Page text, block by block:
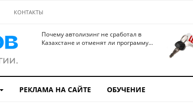
КОНТАКТЫ
Почему автолизинг не сработал в
Казахстане и отменят ли программу...
РЕКЛАМА НА САЙТЕ ОБУЧЕНИЕ